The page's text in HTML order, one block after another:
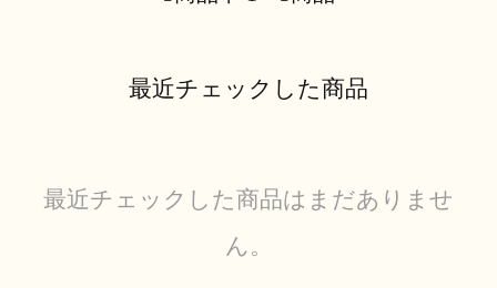
最近チェックした商品
最近チェックした商品はまだありませ
ん。